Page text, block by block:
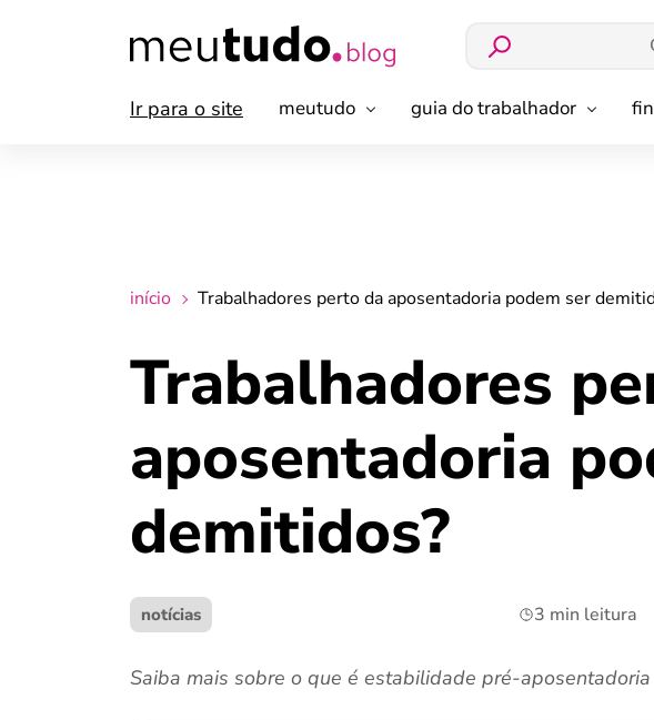
Ir para o site meutudo guia do trabalhador
início Trabalhadores perto da aposentadoria podem ser
Trabalhadores
aposentadoria
demitidos?
notícias 3 min leitura
Saiba mais sobre o que é estabilidade pré-